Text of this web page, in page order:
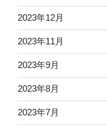
2023年12月
2023年11月
2023年9月
2023年8月
2023年7月